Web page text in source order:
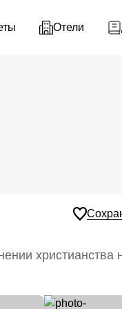
Отели
христианства